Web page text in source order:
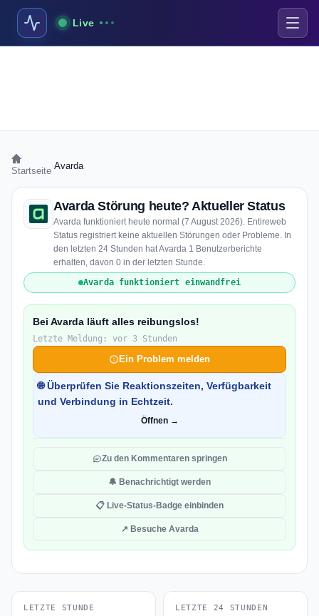
Live
Startseite Avarda
Avarda Störung heute? Aktueller Status
Avarda funktioniert heute normal (7 August 2026). Entireweb
Status registriert keine aktuellen Störungen oder Probleme. In
den letzten 24 Stunden hat Avarda 1 Benutzerberichte
erhalten, davon 0 in der letzten Stunde.
Avarda funktioniert einwandfrei
Bei Avarda läuft alles reibungslos!
Letzte Meldung: vor 3 Stunden
Ein Problem melden
🌐 Überprüfen Sie Reaktionszeiten, Verfügbarkeit
und Verbindung in Echtzeit.
Öffnen →
Zu den Kommentaren springen
🔔 Benachrichtigt werden
📋 Live-Status-Badge einbinden
↗ Besuche Avarda
LETZTE STUNDE LETZTE 24 STUNDEN